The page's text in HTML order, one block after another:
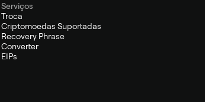
Serviços
Troca
Criptomoedas Suportadas
Recovery Phrase
Converter
EIPs